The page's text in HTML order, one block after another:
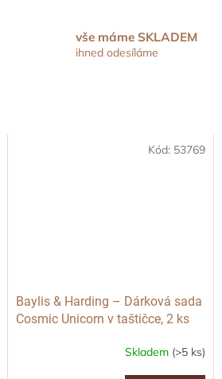
vše máme SKLADEM
ihned odesíláme
Baylis & Harding – Dárková sada
Cosmic Unicorn v taštičce, 2 ks
Skladem (>5 ks)
Kód: 53769